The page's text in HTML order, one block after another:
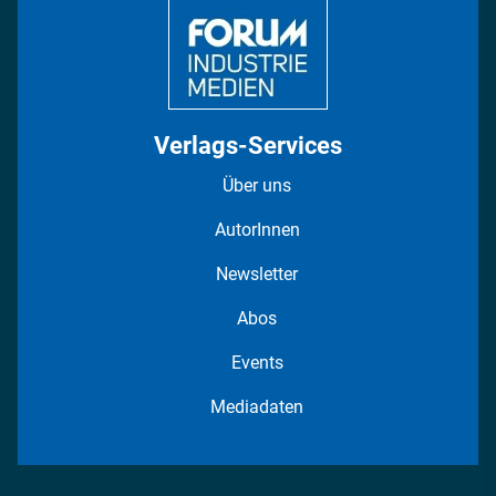
Verlags-Services
Über uns
AutorInnen
Newsletter
Abos
Events
Mediadaten